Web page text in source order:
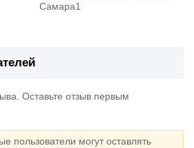
Самара1
Оставьте отзыв первым
пользователи могут оставлять